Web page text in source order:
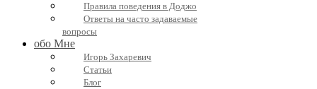
Правила поведения в Доджо
Ответы на часто задаваемые
вопросы
обо Мне
Игорь Захаревич
Статьи
Блог